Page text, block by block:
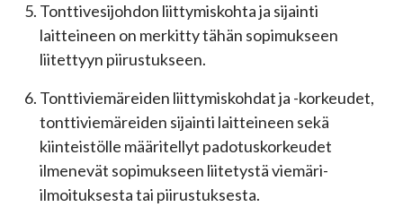
Tonttivesijohdon liittymiskohta ja sijainti
laitteineen on merkitty tähän sopimukseen
liitettyyn piirustukseen.
Tonttiviemäreiden liittymiskohdat ja -korkeudet,
tonttiviemäreiden sijainti laitteineen sekä
kiinteistölle määritellyt padotuskorkeudet
ilmenevät sopimukseen liitetystä viemäri-
ilmoituksesta tai piirustuksesta.